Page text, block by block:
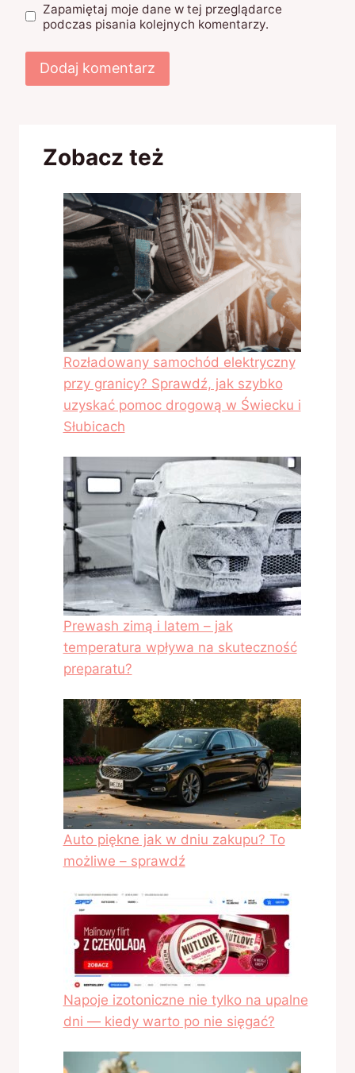
Zapamiętaj moje dane w tej przeglądarce
podczas pisania kolejnych komentarzy.
Zobacz też
Rozładowany samochód elektryczny
przy granicy? Sprawdź, jak szybko
uzyskać pomoc drogową w Świecku i
Słubicach
Prewash zimą i latem – jak
temperatura wpływa na skuteczność
preparatu?
Auto piękne jak w dniu zakupu? To
możliwe – sprawdź
Napoje izotoniczne nie tylko na upalne
dni — kiedy warto po nie sięgać?